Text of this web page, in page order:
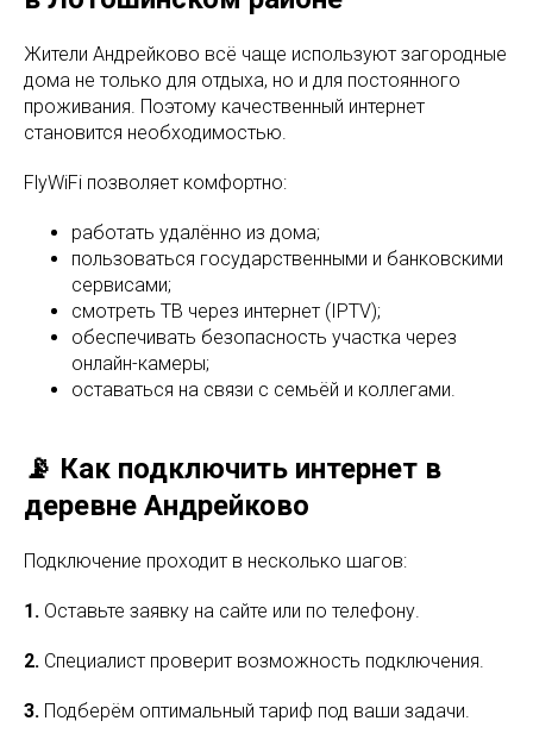
Жители Андрейково всё чаще используют загородные
дома не только для отдыха, но и для постоянного
проживания. Поэтому качественный интернет
становится необходимостью.
FlyWiFi позволяет комфортно:
работать удалённо из дома;
пользоваться государственными и банковскими
сервисами;
смотреть ТВ через интернет (IPTV);
обеспечивать безопасность участка через
онлайн-камеры;
оставаться на связи с семьёй и коллегами.
📡 Как подключить интернет в
деревне Андрейково
Подключение проходит в несколько шагов:
1. Оставьте заявку на сайте или по телефону.
2. Специалист проверит возможность подключения.
3. Подберём оптимальный тариф под ваши задачи.